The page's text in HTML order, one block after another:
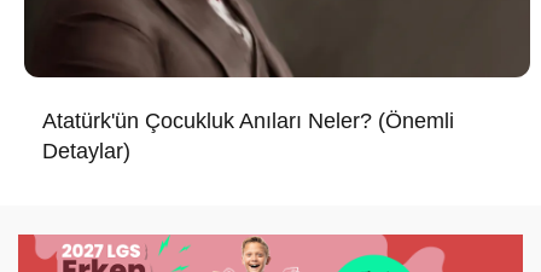
Atatürk'ün Çocukluk Anıları Neler? (Önemli
Detaylar)